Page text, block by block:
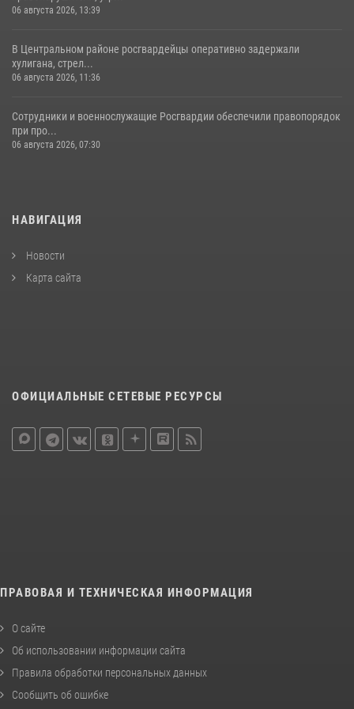
06 августа 2026, 13:39
В Центральном районе росгвардейцы оперативно задержали
хулигана, стрел...
06 августа 2026, 11:36
Сотрудники и военнослужащие Росгвардии обеспечили правопорядок
при про...
06 августа 2026, 07:30
НАВИГАЦИЯ
Новости
Карта сайта
ОФИЦИАЛЬНЫЕ СЕТЕВЫЕ РЕСУРСЫ
ПРАВОВАЯ И ТЕХНИЧЕСКАЯ ИНФОРМАЦИЯ
О сайте
Об использовании информации сайта
Правила обработки персональных данных
Сообщить об ошибке